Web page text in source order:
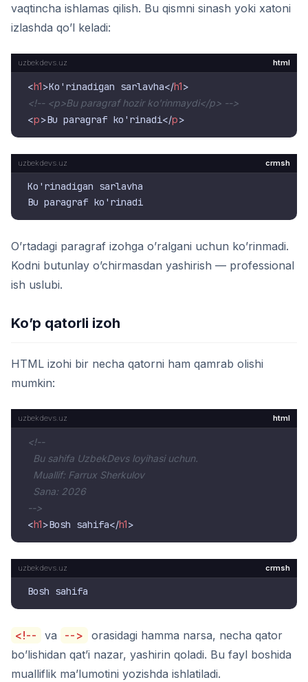
vaqtincha ishlamas qilish. Bu qismni sinash yoki xatoni
izlashda qo’l keladi:
html
<h1>Ko'rinadigan sarlavha</h1>
<!-- <p>Bu paragraf hozir ko'rinmaydi</p> -->
<p>Bu paragraf ko'rinadi</p>
crmsh
Ko'rinadigan sarlavha
O’rtadagi paragraf izohga o’ralgani uchun ko’rinmadi.
Kodni butunlay o’chirmasdan yashirish — professional
ish uslubi.
Ko’p qatorli izoh
HTML izohi bir necha qatorni ham qamrab olishi
mumkin:
html
<!--
  Bu sahifa UzbekDevs loyihasi uchun.
  Muallif: Farrux Sherkulov
  Sana: 2026
-->
<h1>Bosh sahifa</h1>
crmsh
<!-- va -->
orasidagi hamma narsa, necha qator
bo’lishidan qat’i nazar, yashirin qoladi. Bu fayl boshida
mualliflik ma’lumotini yozishda ishlatiladi.